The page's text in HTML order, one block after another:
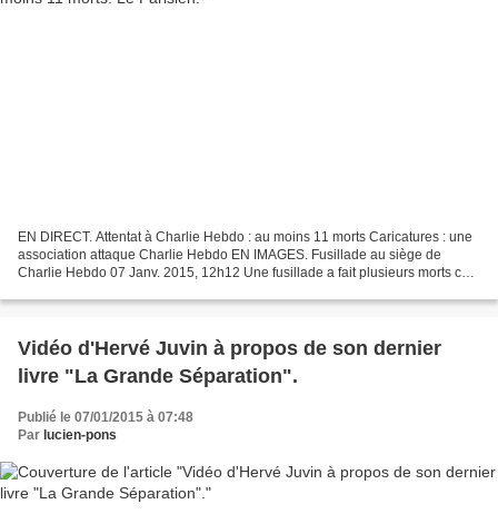
EN DIRECT. Attentat à Charlie Hebdo : au moins 11 morts Caricatures : une
association attaque Charlie Hebdo EN IMAGES. Fusillade au siège de
Charlie Hebdo 07 Janv. 2015, 12h12 Une fusillade a fait plusieurs morts ce
Vidéo d'Hervé Juvin à propos de son dernier
livre "La Grande Séparation".
Publié le 07/01/2015 à 07:48
Par lucien-pons